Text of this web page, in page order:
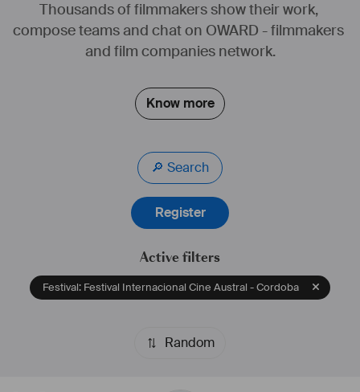
Thousands of filmmakers show their work,
compose teams and chat on OWARD - filmmakers
and film companies network.
Know more
🔎 Search
Register
Active filters
Festival: Festival Internacional Cine Austral - Cordoba
Random
Diplômé du département Image de la Fémis en 2019, j'accompagne
les réalisateurs.trices dans leurs univers visuelles et me met au
services de leurs envies esthétiques et de l'énergie du film